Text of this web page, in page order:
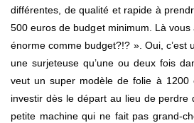
différentes, de qualité et rapide à
500 euros de budget minimum. Là vous
énorme comme budget?!? ». Oui, c’est
une surjeteuse qu’une ou deux fois
veut un super modèle de folie à 1200
investir dès le départ au lieu de perdre
petite machine qui ne fait pas grand-